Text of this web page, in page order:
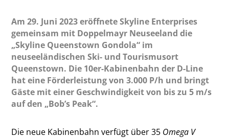
Am 29. Juni 2023 eröffnete Skyline Enterprises
gemeinsam mit Doppelmayr Neuseeland die
„Skyline Queenstown Gondola“ im
neuseeländischen Ski- und Tourismusort
Queenstown. Die 10er-Kabinenbahn der D-Line
hat eine Förderleistung von 3.000 P/h und bringt
Gäste mit einer Geschwindigkeit von bis zu 5 m/s
auf den „Bob’s Peak“.
Die neue Kabinenbahn verfügt über 35 Omega V